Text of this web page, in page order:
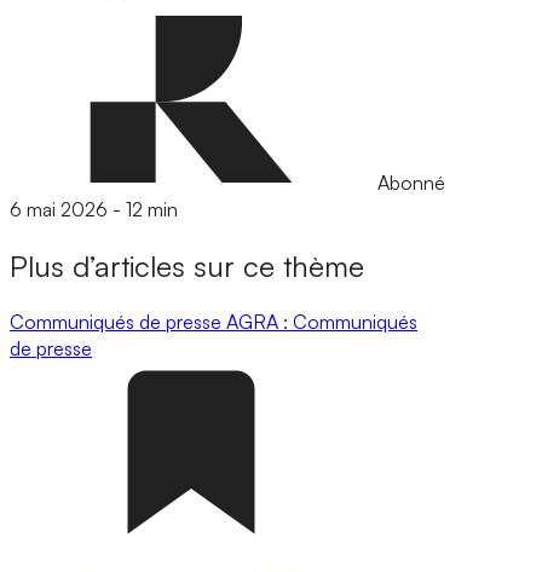
Abonné
6 mai 2026 - 12 min
Plus d’articles sur ce thème
Communiqués de presse AGRA : Communiqués
de presse